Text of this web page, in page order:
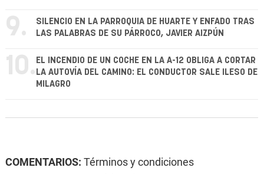
9.
SILENCIO EN LA PARROQUIA DE HUARTE Y ENFADO TRAS
LAS PALABRAS DE SU PÁRROCO, JAVIER AIZPÚN
10. EL INCENDIO DE UN COCHE EN LA A-12 OBLIGA A CORTAR
LA AUTOVÍA DEL CAMINO: EL CONDUCTOR SALE ILESO DE
MILAGRO
COMENTARIOS: Términos y condiciones